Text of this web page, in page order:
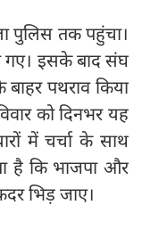
पुलिस तक पहुंचा।
गए। इसके बाद संघ
पथराव किया
को दिनभर यह
में चर्चा के साथ
है कि भाजपा और
भिड़ जाए।